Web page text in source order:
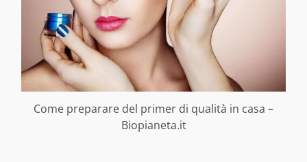
Come preparare del primer di qualità in casa –
Biopianeta.it